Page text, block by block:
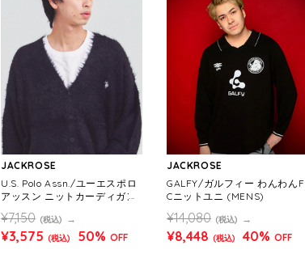
JACKROSE
U.S. Polo Assn./ユーエスポロ
アッスン ニットカーディガン
¥7,150 (税込)
¥3,575 (税込) 50% OFF
JACKROSE
GALFY/ガルフィー わんわんF
Cニットユニ (MENS)
¥14,080 (税込)
¥8,448 (税込) 40% OFF